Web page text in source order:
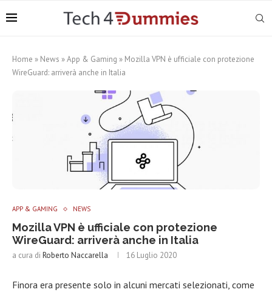
Home » News »App & Gaming » Mozilla VPN è ufficiale con protezione
WireGuard: arriverà anche in Italia
APP & GAMING NEWS
Mozilla VPN è ufficiale con protezione
WireGuard: arriverà anche in Italia
a cura di Roberto Naccarella 16 Luglio 2020
Finora era presente solo in alcuni mercati selezionati, come